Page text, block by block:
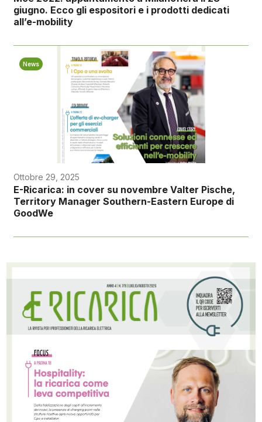
giugno. Ecco gli espositori e i prodotti dedicati
all’e-mobility
News
Ottobre 29, 2025
E-Ricarica: in cover su novembre Valter Pische,
Territory Manager Southern-Eastern Europe di
GoodWe